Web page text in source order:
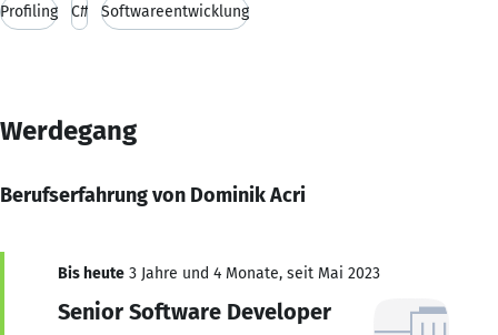
Profiling C# Softwareentwicklung
Werdegang
Berufserfahrung von Dominik Acri
Bis heute 3 Jahre und 4 Monate, seit Mai 2023
Senior Software Developer